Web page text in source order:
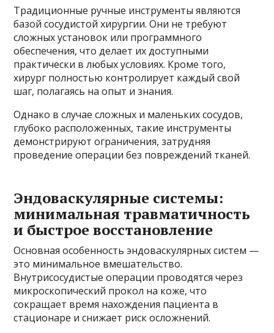
Традиционные ручные инструменты являются
базой сосудистой хирургии. Они не требуют
сложных установок или программного
обеспечения, что делает их доступными
практически в любых условиях. Кроме того,
хирург полностью контролирует каждый свой
шаг, полагаясь на опыт и знания.
Однако в случае сложных и маленьких сосудов,
глубоко расположенных, такие инструменты
демонстрируют ограничения, затрудняя
проведение операции без повреждений тканей.
Эндоваскулярные системы:
минимальная травматичность
и быстрое восстановление
Основная особенность эндоваскулярных систем —
это минимальное вмешательство.
Внутрисосудистые операции проводятся через
микроскопический прокол на коже, что
сокращает время нахождения пациента в
стационаре и снижает риск осложнений.